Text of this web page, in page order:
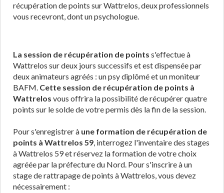
récupération de points sur Wattrelos, deux professionnels
vous recevront, dont un psychologue.
La session de récupération de points s'effectue à
Wattrelos sur deux jours successifs et est dispensée par
deux animateurs agréés : un psy diplômé et un moniteur
BAFM. Cette session de récupération de points à
Wattrelos vous offrira la possibilité de récupérer quatre
points sur le solde de votre permis dès la fin de la session.
Pour s'enregistrer à une formation de récupération de
points à Wattrelos 59, interrogez l'inventaire des stages
à Wattrelos 59 et réservez la formation de votre choix
agréée par la préfecture du Nord. Pour s'inscrire à un
stage de rattrapage de points à Wattrelos, vous devez
nécessairement :